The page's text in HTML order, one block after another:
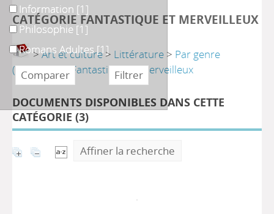
CATÉGORIE FANTASTIQUE ET MERVEILLEUX
>Art et culture> Littérature > Par genre
(sélection)>Fantastique et merveilleux
DOCUMENTS DISPONIBLES DANS CETTE
CATÉGORIE (3)
Affiner la recherche
Information
Information [1]
Philosophie
Philosophie [1]
Romans Adultes
Romans Adultes[1]